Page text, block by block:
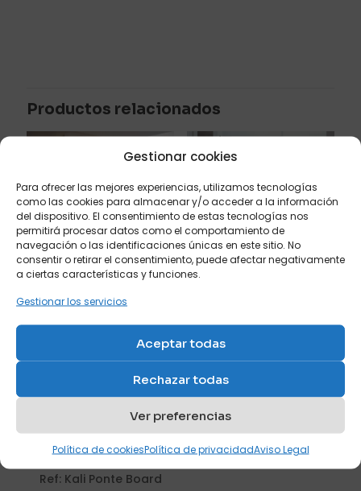
Gestionar cookies
Para ofrecer las mejores experiencias, utilizamos tecnologías
como las cookies para almacenar y/o acceder a la información
del dispositivo. El consentimiento de estas tecnologías nos
permitirá procesar datos como el comportamiento de
navegación o las identificaciones únicas en este sitio. No
consentir o retirar el consentimiento, puede afectar negativamente
a ciertas características y funciones.
Gestionar los servicios
Aceptar todas
Rechazar todas
Ver preferencias
Política de cookiesPolítica de privacidadAviso Legal
cama abatible de apertura
vertical con escritorio”
Tu dirección de correo electrónico no será publicada.
Tu puntuación*
1 de 5
estrellas
2 de 5
estrellas
3 de 5
estrellas
4 de 5
estrellas
5 de 5
estrellas
Correo
electrónico*
Productos relacionados
Litera abatible de
apertura horizontal
Ref: Lollisoft In
Mueble cama abatible
con sofá relax
5.00
Mueble cama con mesa
Ref: Kali Ponte Board